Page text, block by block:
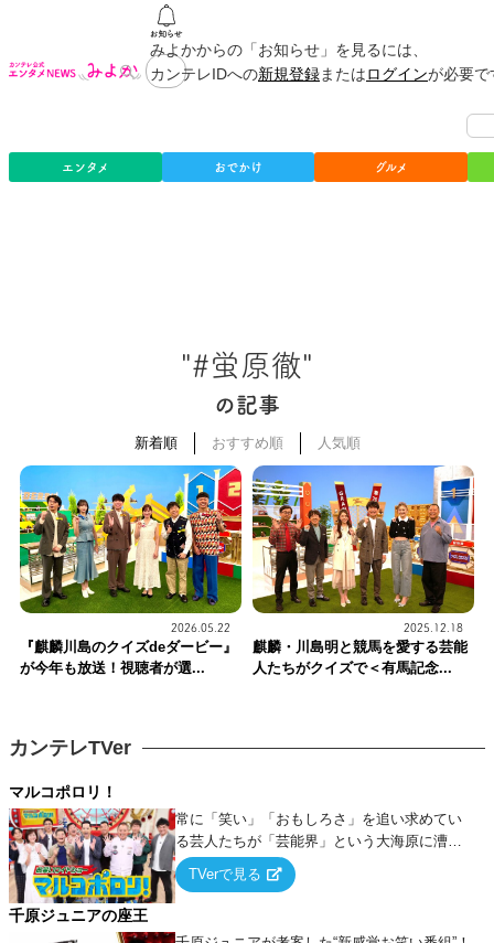
みよかからの「お知らせ」を見るには、
カンテレIDへの新規登録またはログインが必要
エンタメ おでかけ グルメ
"#蛍原徹"
の記事
新着順 おすすめ順 人気順
2026.05.22
『麒麟川島のクイズdeダービー』
が今年も放送！視聴者が選...
2025.12.18
麒麟・川島明と競馬を愛する芸能
人たちがクイズで＜有馬記念...
カンテレTVer
マルコポロリ！
常に「笑い」「おもしろさ」を追い求めてい
る芸人たちが「芸能界」という大海原に漕ぎ
出でて、新たなオモシロ人間を発掘する！
TVerで見る
千原ジュニアの座王